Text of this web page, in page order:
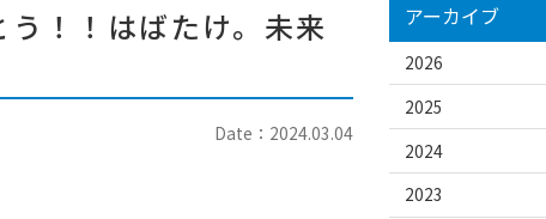
う！！はばたけ。未来
Date：2024.03.04
アーカイブ
2026
2025
2024
2023